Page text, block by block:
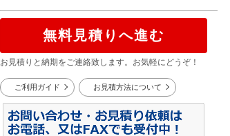
無料見積りへ進む
お見積りと納期をご連絡致します。お気軽にどうぞ！
ご利用ガイド お見積方法について